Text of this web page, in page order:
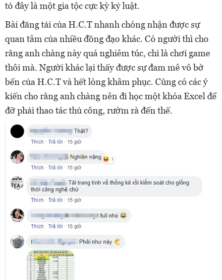
tỏ đây là một gia tộc cực kỳ kỷ luật.
Bài đăng tải của H.C.T nhanh chóng nhận được sự
quan tâm của nhiều đồng đạo khác. Có người thì cho
rằng anh chàng này quá nghiêm túc, chỉ là chơi game
thôi mà. Người khác lại thấy được sự đam mê vô bờ
bến của H.C.T và hết lòng khâm phục. Cũng có các ý
kiến cho rằng anh chàng nên đi học một khóa Excel để
đỡ phải thao tác thủ công, rườm rà đến thế.